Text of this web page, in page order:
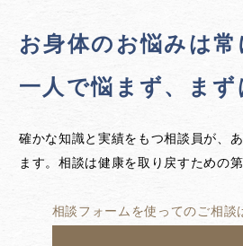
お身体のお悩みは常
一人で悩まず、
ま
確かな知識と実績をもつ相談員が、
ます。相談は健康を取り戻すための
相談フォームを使ってのご相談